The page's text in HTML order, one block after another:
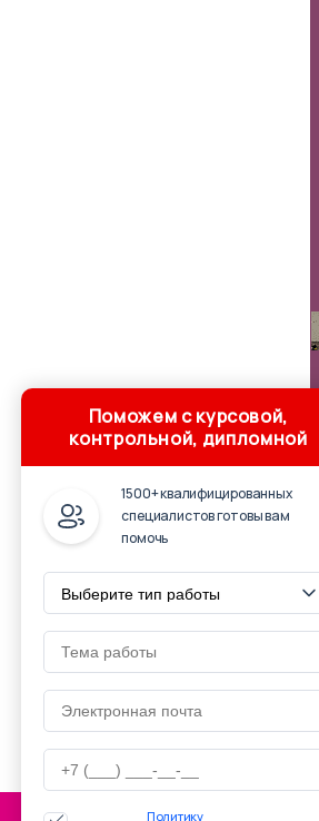
Поможем с курсовой,
контрольной, дипломной
1500+ квалифицированных
специалистов готовы вам
помочь
Политику